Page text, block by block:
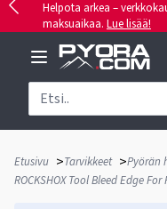
Helpota arkea –
maksuaikaa. Lue lisää!
Etusivu >Tarvikkeet >Pyörän
ROCKSHOX Tool Bleed Edge